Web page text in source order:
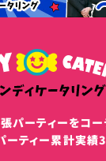
パーティーをコー
ーティー累計実績